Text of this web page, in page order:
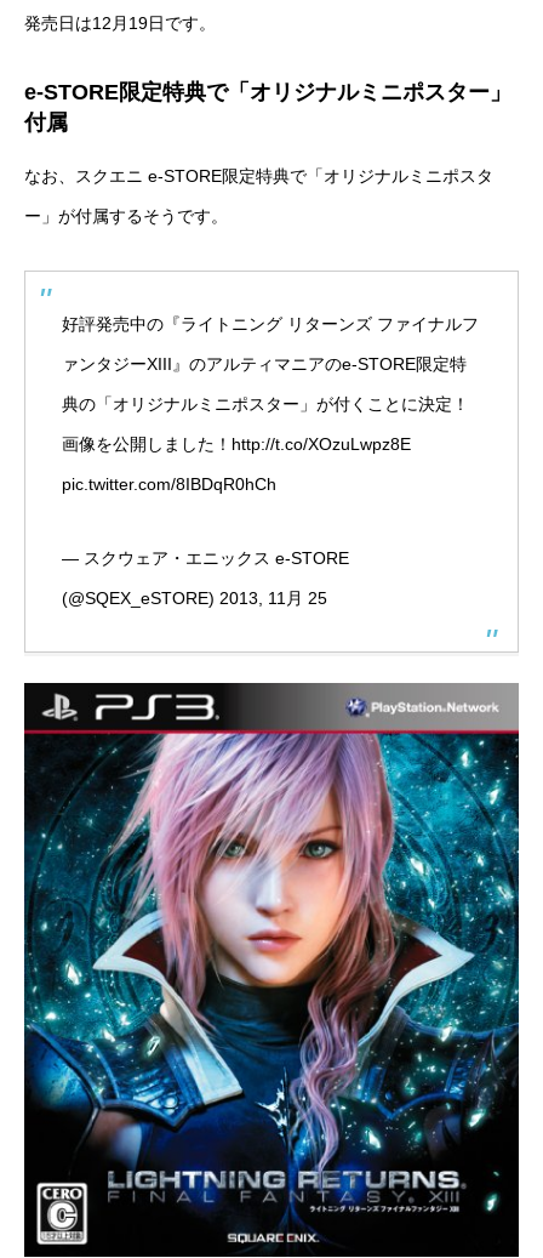
発売日は12月19日です。
e-STORE限定特典で「オリジナルミニポスター」
付属
なお、スクエニ e-STORE限定特典で「オリジナルミニポスタ
ー」が付属するそうです。
好評発売中の『ライトニング リターンズ ファイナルフ
ァンタジーXIII』のアルティマニアのe-STORE限定特
典の「オリジナルミニポスター」が付くことに決定！
画像を公開しました！ http://t.co/XOzuLwpz8E
pic.twitter.com/8IBDqR0hCh
— スクウェア・エニックス e-STORE
(@SQEX_eSTORE) 2013, 11月 25